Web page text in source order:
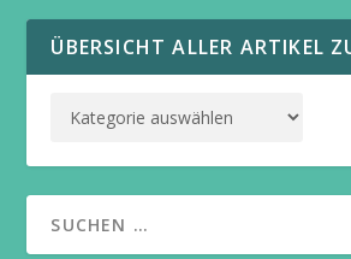
ÜBERSICHT ALLER ARTIKEL